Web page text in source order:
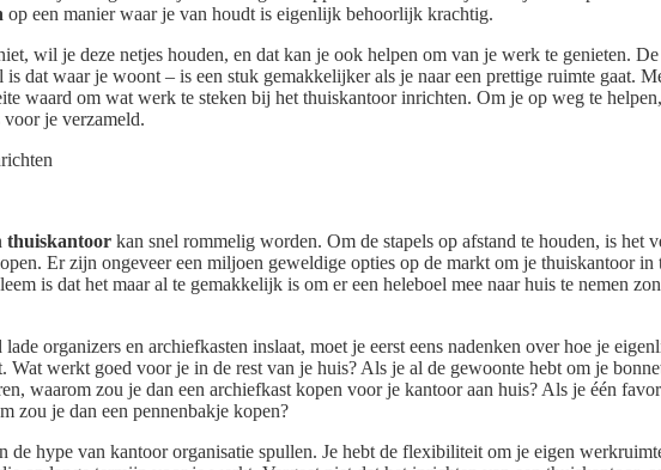
op een manier waar je van houdt is eigenlijk behoorlijk krachtig.
wil je deze netjes houden, en dat kan je ook helpen om van je werk te genieten.
is dat waar je woont – is een stuk gemakkelijker als je naar een prettige ruimte gaat.
waard om wat werk te steken bij het thuiskantoor inrichten. Om je op weg te
voor je verzameld.
thuiskantoor kan snel rommelig worden. Om de stapels op afstand te houden, is het
Er zijn ongeveer een miljoen geweldige opties op de markt om je thuiskantoor in
is dat het maar al te gemakkelijk is om er een heleboel mee naar huis te nemen
organizers en archiefkasten inslaat, moet je eerst eens nadenken over hoe je
Wat werkt goed voor je in de rest van je huis? Als je al de gewoonte hebt om je
waarom zou je dan een archiefkast kopen voor je kantoor aan huis? Als je één
zou je dan een pennenbakje kopen?
de hype van kantoor organisatie spullen. Je hebt de flexibiliteit om je eigen